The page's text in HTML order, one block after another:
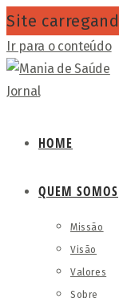
Site
Ir para o conteúdo
HOME
QUEM SOMOS
Missão
Visão
Valores
Sobre